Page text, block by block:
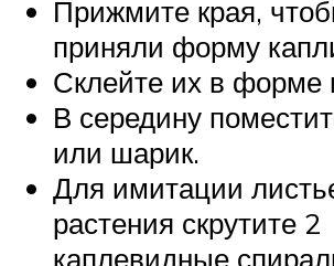
Прижмите края,
приняли форму
Склейте их в форме
В середину
или шарик.
Для имитации
растения скрутите 2
каплевидные